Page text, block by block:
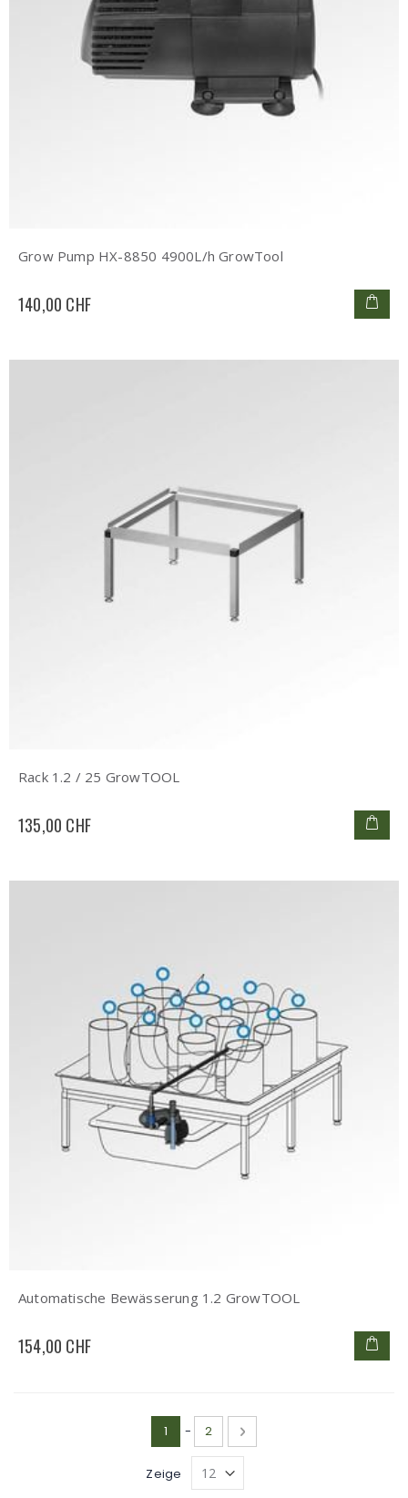
Grow Pump HX-8850 4900L/h GrowTool
140,00 CHF
Rack 1.2 / 25 GrowTOOL
135,00 CHF
Automatische Bewässerung 1.2 GrowTOOL
154,00 CHF
Seite
Sie lesen gerade die Seite
1 - Seite
2 Seite
Weiter
Zeige